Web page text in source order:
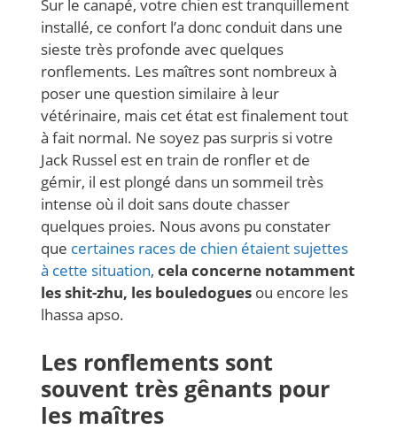
Sur le canapé, votre chien est tranquillement
installé, ce confort l’a donc conduit dans une
sieste très profonde avec quelques
ronflements. Les maîtres sont nombreux à
poser une question similaire à leur
vétérinaire, mais cet état est finalement tout
à fait normal. Ne soyez pas surpris si votre
Jack Russel est en train de ronfler et de
gémir, il est plongé dans un sommeil très
intense où il doit sans doute chasser
quelques proies. Nous avons pu constater
que certaines races de chien étaient sujettes
à cette situation, cela concerne notamment
les shit-zhu, les bouledogues ou encore les
lhassa apso.
Les ronflements sont
souvent très gênants pour
les maîtres